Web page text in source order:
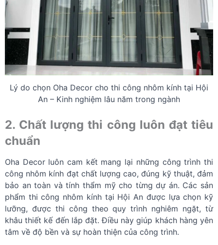
Lý do chọn Oha Decor cho thi công nhôm kính tại Hội
An – Kinh nghiệm lâu năm trong ngành
2. Chất lượng thi công luôn đạt tiêu
chuẩn
Oha Decor luôn cam kết mang lại những công trình thi
công nhôm kính đạt chất lượng cao, đúng kỹ thuật, đảm
bảo an toàn và tính thẩm mỹ cho từng dự án. Các sản
phẩm thi công nhôm kính tại Hội An được lựa chọn kỹ
lưỡng, được thi công theo quy trình nghiêm ngặt, từ
khâu thiết kế đến lắp đặt. Điều này giúp khách hàng yên
tâm về độ bền và sự hoàn thiện của công trình.